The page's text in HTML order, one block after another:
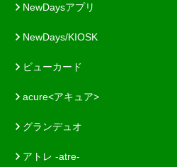
NewDaysアプリ
NewDays/KIOSK
ビューカード
acure<アキュア>
グランデュオ
アトレ -atre-